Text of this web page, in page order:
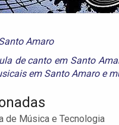
Amaro
de canto em Santo
em Santo Amaroe
de Música e Tecnologia